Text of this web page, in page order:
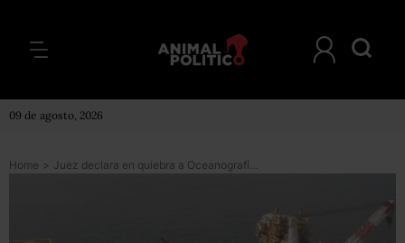
09 de agosto, 2026
Home > Juez declara en quiebra a Oceanografía, a más de 2 años de que fue intervenida por el gobierno